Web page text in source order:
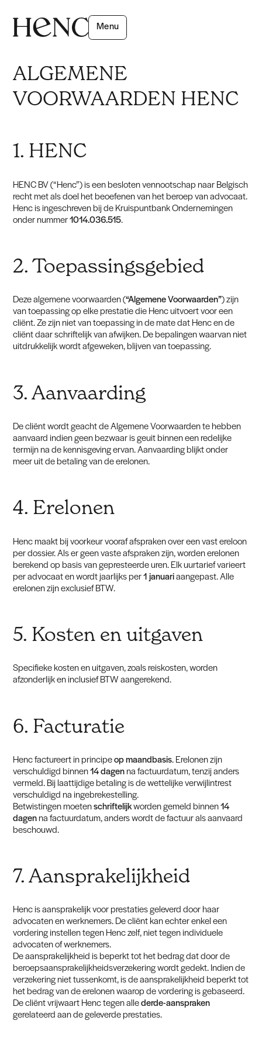
Menu
close
ALGEMENE
VOORWAARDEN HENC
1. HENC
HENC BV (“Henc”) is een besloten vennootschap naar Belgisch
recht met als doel het beoefenen van het beroep van advocaat.
Henc is ingeschreven bij de Kruispuntbank Ondernemingen
onder nummer1014.036.515.
2. Toepassingsgebied
Deze algemene voorwaarden (“Algemene Voorwaarden”) zijn
van toepassing op elke prestatie die Henc uitvoert voor een
cliënt. Ze zijn niet van toepassing in de mate dat Henc en de
cliënt daar schriftelijk van afwijken. De bepalingen waarvan niet
uitdrukkelijk wordt afgeweken, blijven van toepassing.
3. Aanvaarding
De cliënt wordt geacht de Algemene Voorwaarden te hebben
aanvaard indien geen bezwaar is geuit binnen een redelijke
termijn na de kennisgeving ervan. Aanvaarding blijkt onder
meer uit de betaling van de erelonen.
4. Erelonen
Henc maakt bij voorkeur vooraf afspraken over een vast ereloon
per dossier. Als er geen vaste afspraken zijn, worden erelonen
berekend op basis van gepresteerde uren. Elk uurtarief varieert
per advocaat en wordt jaarlijks per1 januariaangepast. Alle
erelonen zijn exclusief BTW.
5. Kosten en uitgaven
Specifieke kosten en uitgaven, zoals reiskosten, worden
afzonderlijk en inclusief BTW aangerekend.
6. Facturatie
Henc factureert in principeop maandbasis. Erelonen zijn
verschuldigd binnen14 dagen na factuurdatum, tenzij anders
vermeld. Bij laattijdige betaling is de wettelijke verwijlintrest
verschuldigd na ingebrekestelling.
Betwistingen moetenschriftelijkworden gemeld binnen14
dagen na factuurdatum, anders wordt de factuur als aanvaard
beschouwd.
7. Aansprakelijkheid
Henc is aansprakelijk voor prestaties geleverd door haar
advocaten en werknemers. De cliënt kan echter enkel een
vordering instellen tegen Henc zelf, niet tegen individuele
advocaten of werknemers.
De aansprakelijkheid is beperkt tot het bedrag dat door de
beroepsaansprakelijkheidsverzekering wordt gedekt. Indien de
verzekering niet tussenkomt, is de aansprakelijkheid beperkt tot
het bedrag van de erelonen waarop de vordering is gebaseerd.
De cliënt vrijwaart Henc tegen allederde-aanspraken
gerelateerd aan de geleverde prestaties.